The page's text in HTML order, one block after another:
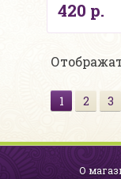
420 р.
1 2 3
О